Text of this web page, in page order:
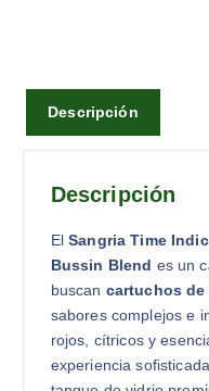
Descripción
Descripción
ElSangria Time
Bussin Blend es un
buscan cartuchos
sabores complejos e
rojos, cítricos y
experiencia